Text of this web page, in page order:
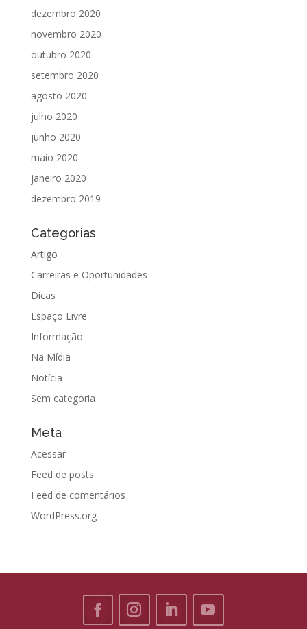
dezembro 2020
novembro 2020
outubro 2020
setembro 2020
agosto 2020
julho 2020
junho 2020
maio 2020
janeiro 2020
dezembro 2019
Categorias
Artigo
Carreiras e Oportunidades
Dicas
Espaço Livre
Informação
Na Mídia
Notícia
Sem categoria
Meta
Acessar
Feed de posts
Feed de comentários
WordPress.org